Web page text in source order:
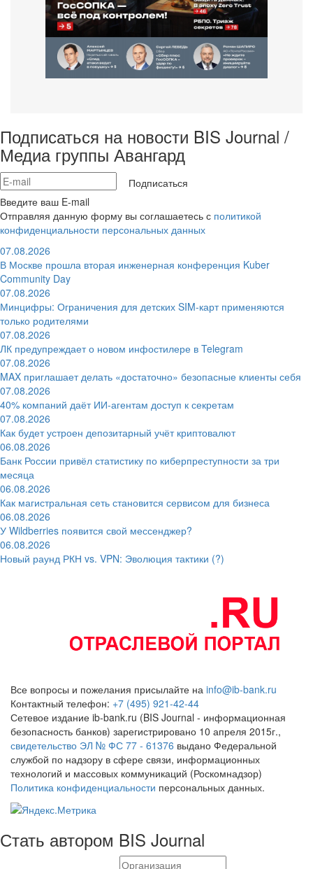
Подписаться на новости BIS Journal /
Медиа группы Авангард
Подписаться
Введите ваш E-mail
Отправляя данную форму вы соглашаетесь с политикой
конфиденциальности персональных данных
07.08.2026
В Москве прошла вторая инженерная конференция Kuber
Community Day
07.08.2026
Минцифры: Ограничения для детских SIM-карт применяются
только родителями
07.08.2026
ЛК предупреждает о новом инфостилере в Telegram
07.08.2026
MAX приглашает делать «достаточно» безопасные клиенты себя
07.08.2026
40% компаний даёт ИИ‑агентам доступ к секретам
07.08.2026
Как будет устроен депозитарный учёт криптовалют
06.08.2026
Банк России привёл статистику по киберпреступности за три
месяца
06.08.2026
Как магистральная сеть становится сервисом для бизнеса
06.08.2026
У Wildberries появится свой мессенджер?
06.08.2026
Новый раунд РКН vs. VPN: Эволюция тактики (?)
Все вопросы и пожелания присылайте на info@ib-bank.ru
Контактный телефон: +7 (495) 921-42-44
Сетевое издание ib-bank.ru (BIS Journal - информационная
безопасность банков) зарегистрировано 10 апреля 2015г.,
свидетельство ЭЛ № ФС 77 - 61376 выдано Федеральной
службой по надзору в сфере связи, информационных
технологий и массовых коммуникаций (Роскомнадзор)
Политика конфиденциальности персональных данных.
Стать автором BIS Journal